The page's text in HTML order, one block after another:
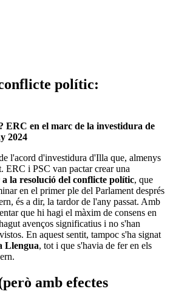
polític:
ERC en el marc de la investidura de
2024
l'acord d'investidura d'Illa que, almenys
ERC i PSC van pactar crear una
la resolució del conflicte polític, que
en el primer ple del Parlament després
és a dir, la tardor de l'any passat. Amb
que hi hagi el màxim de consens en
avenços significatius i no s'han
En aquest sentit, tampoc s'ha signat
Llengua, tot i que s'havia de fer en els
amb efectes